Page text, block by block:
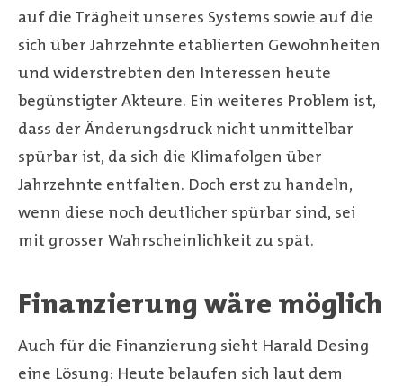
auf die Trägheit unseres Systems sowie auf die
sich über Jahrzehnte etablierten Gewohnheiten
und widerstrebten den Interessen heute
begünstigter Akteure. Ein weiteres Problem ist,
dass der Änderungsdruck nicht unmittelbar
spürbar ist, da sich die Klimafolgen über
Jahrzehnte entfalten. Doch erst zu handeln,
wenn diese noch deutlicher spürbar sind, sei
mit grosser Wahrscheinlichkeit zu spät.
Finanzierung wäre möglich
Auch für die Finanzierung sieht Harald Desing
eine Lösung: Heute belaufen sich laut dem